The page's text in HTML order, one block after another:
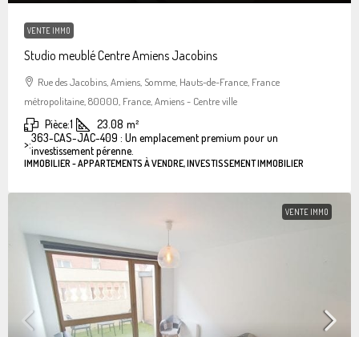
VENTE IMMO
Studio meublé Centre Amiens Jacobins
Rue des Jacobins, Amiens, Somme, Hauts-de-France, France
métropolitaine, 80000, France, Amiens - Centre ville
Pièce:1 23.08 m²
>:363-CAS-JAC-409 : Un emplacement premium pour un
investissement pérenne.
IMMOBILIER - APPARTEMENTS À VENDRE, INVESTISSEMENT IMMOBILIER
VENTE IMMO